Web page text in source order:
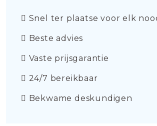
Snel ter plaatse voor elk
Beste advies
Vaste prijsgarantie
24/7 bereikbaar
Bekwame deskundigen